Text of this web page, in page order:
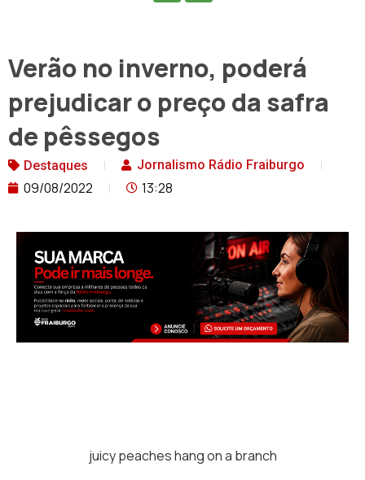
Verão no inverno, poderá
prejudicar o preço da safra
de pêssegos
Destaques Jornalismo Rádio Fraiburgo
09/08/2022 13:28
juicy peaches hang on a branch